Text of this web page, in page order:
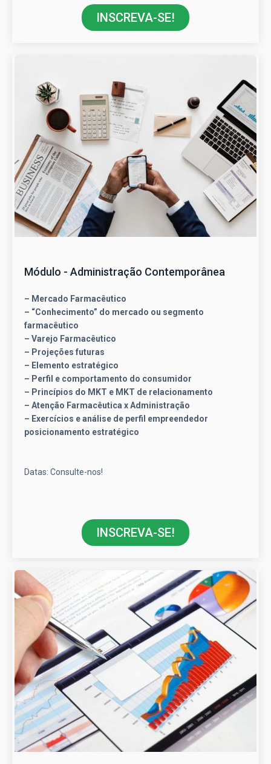
INSCREVA-SE!
Módulo - Administração Contemporânea
– Mercado Farmacêutico
– “Conhecimento” do mercado ou segmento
farmacêutico
– Varejo Farmacêutico
– Projeções futuras
– Elemento estratégico
– Perfil e comportamento do consumidor
– Princípios do MKT e MKT de relacionamento
– Atenção Farmacêutica x Administração
– Exercícios e análise de perfil empreendedor
posicionamento estratégico
Datas: Consulte-nos!
INSCREVA-SE!